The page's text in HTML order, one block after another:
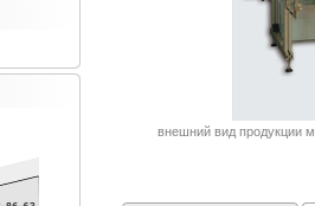
внешний вид продукции